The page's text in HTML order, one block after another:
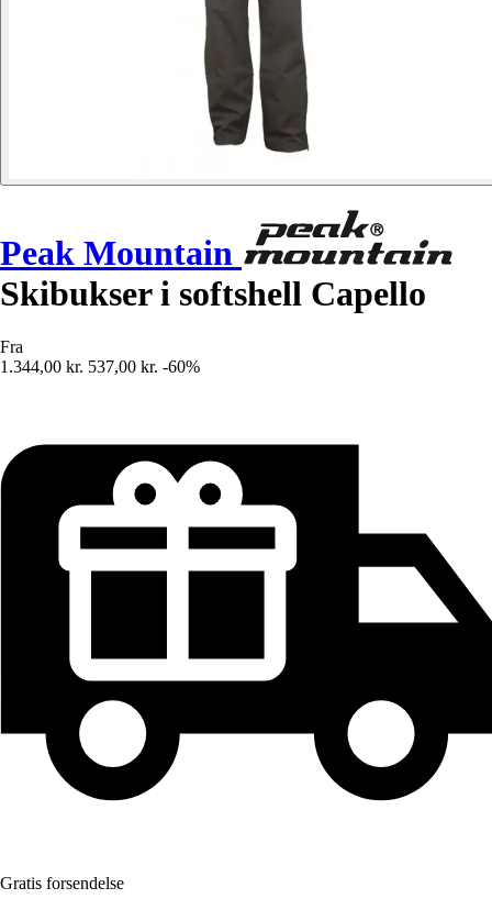
Peak Mountain
Skibukser i softshell Capello
Fra
1.344,00 kr. 537,00 kr. -60%
Gratis forsendelse